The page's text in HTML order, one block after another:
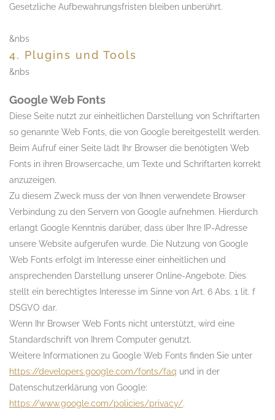
Gesetzliche Aufbewahrungsfristen bleiben unberührt.
&nbs
4. Plugins und Tools
&nbs
Google Web Fonts
Diese Seite nutzt zur einheitlichen Darstellung von Schriftarten
so genannte Web Fonts, die von Google bereitgestellt werden.
Beim Aufruf einer Seite lädt Ihr Browser die benötigten Web
Fonts in ihren Browsercache, um Texte und Schriftarten korrekt
anzuzeigen.
Zu diesem Zweck muss der von Ihnen verwendete Browser
Verbindung zu den Servern von Google aufnehmen. Hierdurch
erlangt Google Kenntnis darüber, dass über Ihre IP-Adresse
unsere Website aufgerufen wurde. Die Nutzung von Google
Web Fonts erfolgt im Interesse einer einheitlichen und
ansprechenden Darstellung unserer Online-Angebote. Dies
stellt ein berechtigtes Interesse im Sinne von Art. 6 Abs. 1 lit. f
DSGVO dar.
Wenn Ihr Browser Web Fonts nicht unterstützt, wird eine
Standardschrift von Ihrem Computer genutzt.
Weitere Informationen zu Google Web Fonts finden Sie unter
https://developers.google.com/fonts/faq und in der
Datenschutzerklärung von Google:
https://www.google.com/policies/privacy/.